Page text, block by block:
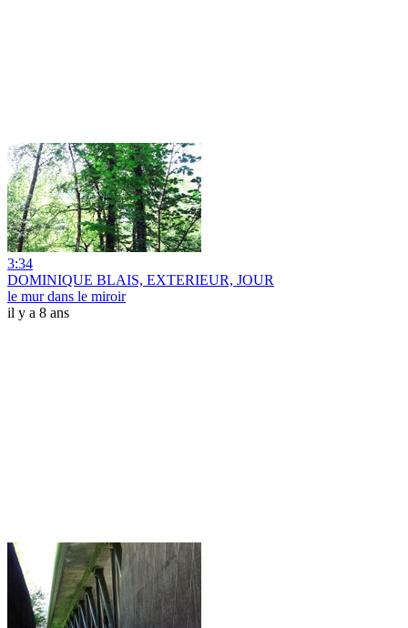
3:34
DOMINIQUE BLAIS, EXTERIEUR, JOUR
le mur dans le miroir
il y a 8 ans